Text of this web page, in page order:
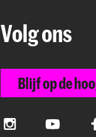
Volg ons
Blijf op de
InstagramYouTube